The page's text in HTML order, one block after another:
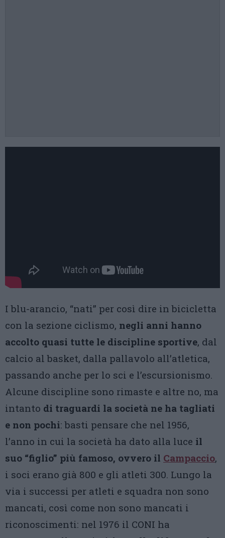
I blu-arancio, “nati” per così dire in bicicletta
con la sezione ciclismo, negli anni hanno
accolto quasi tutte le discipline sportive, dal
calcio al basket, dalla pallavolo all’atletica,
passando anche per lo sci e l’escursionismo.
Alcune discipline sono rimaste e altre no, ma
intanto di traguardi la società ne ha tagliati
e non pochi: basti pensare che nel 1956,
l’anno in cui la società ha dato alla luce il
suo “figlio” più famoso, ovvero il Campaccio,
i soci erano già 800 e gli atleti 300. Lungo la
via i successi per atleti e squadra non sono
mancati, così come non sono mancati i
riconoscimenti: nel 1976 il CONI ha